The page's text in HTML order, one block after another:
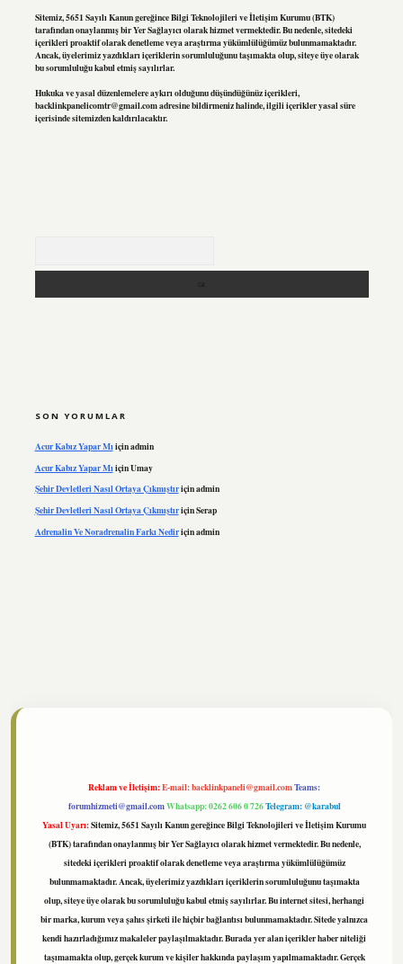
Sitemiz, 5651 Sayılı Kanun gereğince Bilgi Teknolojileri ve İletişim Kurumu (BTK)
tarafından onaylanmış bir Yer Sağlayıcı olarak hizmet vermektedir. Bu nedenle, sitedeki
içerikleri proaktif olarak denetleme veya araştırma yükümlülüğümüz bulunmamaktadır.
Ancak, üyelerimiz yazdıkları içeriklerin sorumluluğunu taşımakta olup, siteye üye olarak
bu sorumluluğu kabul etmiş sayılırlar.
Hukuka ve yasal düzenlemelere aykırı olduğunu düşündüğünüz içerikleri,
backlinkpanelicomtr@gmail.comadresine bildirmeniz halinde, ilgili içerikler yasal süre
içerisinde sitemizden kaldırılacaktır.
SON YORUMLAR
Acur Kabız Yapar Mıiçinadmin
Acur Kabız Yapar Mı içinUmay
Şehir Devletleri Nasıl Ortaya Çıkmıştıriçinadmin
Şehir Devletleri Nasıl Ortaya ÇıkmıştıriçinSerap
Adrenalin Ve Noradrenalin Farkı Nediriçinadmin
Reklam ve İletişim:E-mail:backlinkpaneli@gmail.comTeams:
forumhizmeti@gmail.comWhatsapp: 0262 606 0 726Telegram: @karabul
Yasal Uyarı:Sitemiz, 5651 Sayılı Kanun gereğince Bilgi Teknolojileri ve İletişim Kurumu
(BTK) tarafından onaylanmış bir Yer Sağlayıcı olarak hizmet vermektedir. Bu nedenle,
sitedeki içerikleri proaktif olarak denetleme veya araştırma yükümlülüğümüz
bulunmamaktadır. Ancak, üyelerimiz yazdıkları içeriklerin sorumluluğunu taşımakta
olup, siteye üye olarak bu sorumluluğu kabul etmiş sayılırlar. Bu internet sitesi, herhangi
bir marka, kurum veya şahıs şirketi ile hiçbir bağlantısı bulunmamaktadır. Sitede yalnızca
kendi hazırladığımız makaleler paylaşılmaktadır. Burada yer alan içerikler haber niteliği
taşımamakta olup, gerçek kurum ve kişiler hakkında paylaşım yapılmamaktadır. Gerçek